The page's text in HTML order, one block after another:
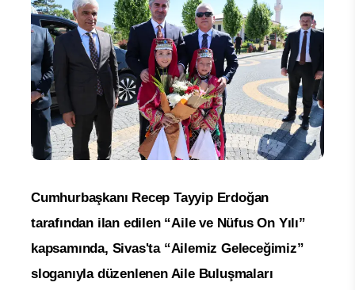
Cumhurbaşkanı Recep Tayyip Erdoğan
tarafından ilan edilen “Aile ve Nüfus On Yılı”
kapsamında, Sivas'ta “Ailemiz Geleceğimiz”
sloganıyla düzenlenen Aile Buluşmaları